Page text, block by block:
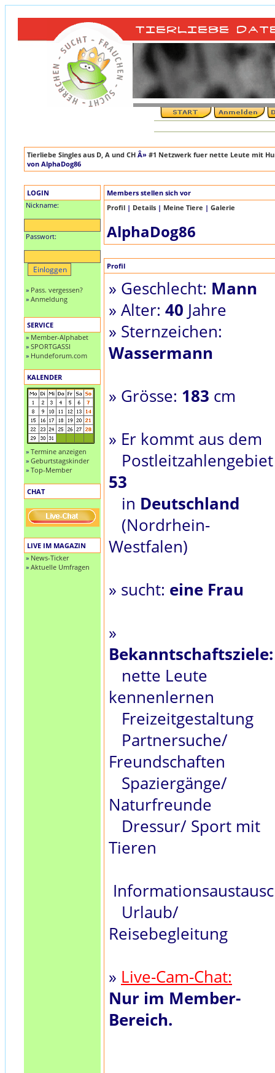
Tierliebe Singles aus D, A und CH Â» #1 Netzwerk fuer nette Leute mit
von AlphaDog86
LOGIN
Nickname:
Passwort:
» Pass. vergessen?
» Anmeldung
SERVICE
» Member-Alphabet
» SPORTGASSI
» Hundeforum.com
KALENDER
» Termine anzeigen
» Geburtstagskinder
» Top-Member
CHAT
LIVE IM MAGAZIN
» News-Ticker
» Aktuelle Umfragen
Members stellen sich vor
Profil | Details | Meine Tiere | Galerie
AlphaDog86
Profil
» Geschlecht: Mann
» Alter: 40 Jahre
» Sternzeichen:
Wassermann
» Grösse: 183 cm
» Er kommt aus dem
Postleitzahlengebiet
53
in Deutschland
(Nordrhein-
Westfalen)
» sucht: eine Frau
»
Bekanntschaftsziele:
nette Leute
kennenlernen
Freizeitgestaltung
Partnersuche/
Freundschaften
Spaziergänge/
Naturfreunde
Dressur/ Sport mit
Tieren
Urlaub/
Reisebegleitung
» Live-Cam-Chat:
Nur im Member-
Bereich.